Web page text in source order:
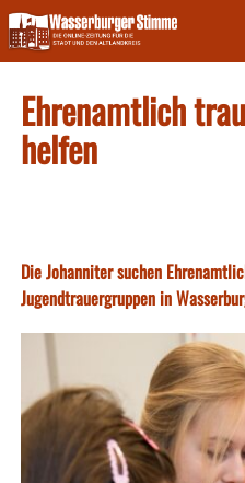
Skip
to
content
Ehrenamtlich
helfen
Die Johanniter suchen
Jugendtrauergruppen in